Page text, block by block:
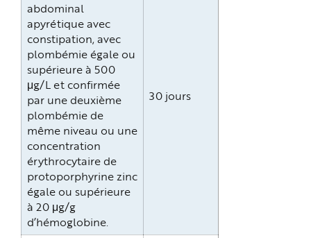
abdominal
apyrétique avec
constipation, avec
plombémie égale ou
supérieure à 500
μg/L et confirmée
par une deuxième
plombémie de
même niveau ou une
concentration
érythrocytaire de
protoporphyrine zinc
égale ou supérieure
à 20 μg/g
d’hémoglobine.
30 jours